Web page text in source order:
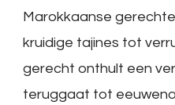
Marokkaanse
kruidige tajines tot
gerecht onthult een
teruggaat tot